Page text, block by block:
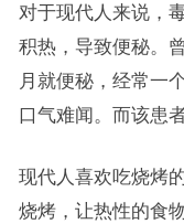
对于现代人来说，
积热，导致便秘。
月就便秘，经常一
口气难闻。而该患
现代人喜欢吃烧烤
烧烤，让热性的食